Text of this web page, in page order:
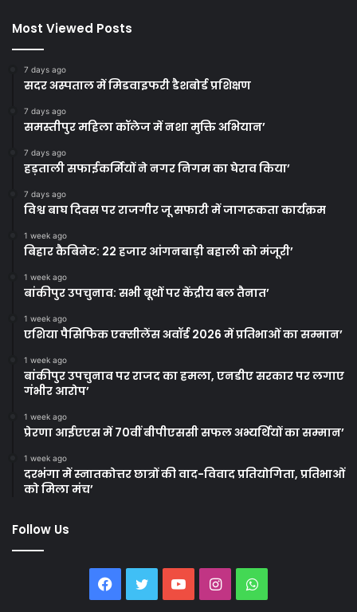
Most Viewed Posts
7 days ago
सदर अस्पताल में मिडवाइफरी डैशबोर्ड प्रशिक्षण
7 days ago
समस्तीपुर महिला कॉलेज में नशा मुक्ति अभियान’
7 days ago
हड़ताली सफाईकर्मियों ने नगर निगम का घेराव किया’
7 days ago
विश्व बाघ दिवस पर राजगीर जू सफारी में जागरूकता कार्यक्रम
1 week ago
बिहार कैबिनेट: 22 हजार आंगनबाड़ी बहाली को मंजूरी’
1 week ago
बांकीपुर उपचुनाव: सभी बूथों पर केंद्रीय बल तैनात’
1 week ago
एशिया पैसिफिक एक्सीलेंस अवॉर्ड 2026 में प्रतिभाओं का सम्मान’
1 week ago
बांकीपुर उपचुनाव पर राजद का हमला, एनडीए सरकार पर लगाए
गंभीर आरोप’
1 week ago
प्रेरणा आईएएस में 70वीं बीपीएससी सफल अभ्यर्थियों का सम्मान’
1 week ago
दरभंगा में स्नातकोत्तर छात्रों की वाद-विवाद प्रतियोगिता, प्रतिभाओं
को मिला मंच’
Follow Us
Facebook
TwitterYouTubeInstagramWhatsApp